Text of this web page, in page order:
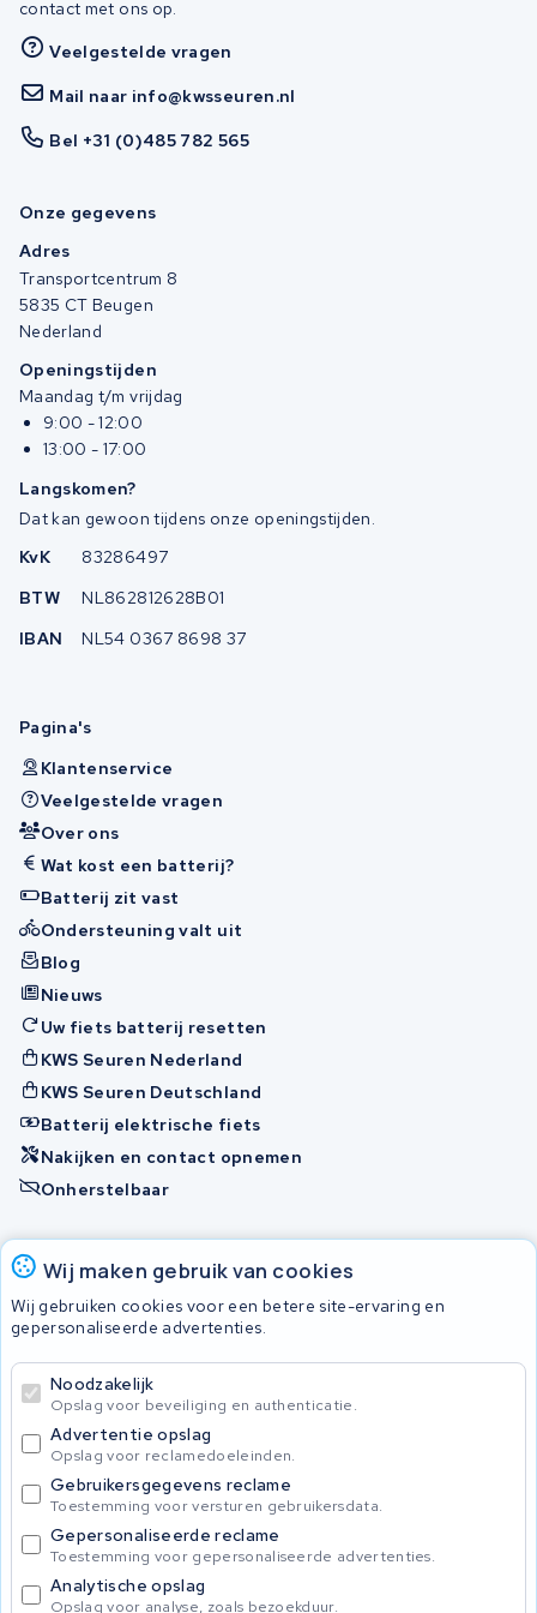
Wij maken gebruik van cookies
Wij gebruiken cookies voor een betere site-ervaring en
gepersonaliseerde advertenties.
Noodzakelijk
Opslag voor beveiliging en authenticatie.
Advertentie opslag
Opslag voor reclamedoeleinden.
Gebruikersgegevens reclame
Toestemming voor versturen gebruikersdata.
Gepersonaliseerde reclame
Toestemming voor gepersonaliseerde advertenties.
Analytische opslag
Opslag voor analyse, zoals bezoekduur.
contact met ons op.
Veelgestelde vragen
Mail naar info@kwsseuren.nl
Bel +31 (0)485 782 565
Onze gegevens
Adres
Transportcentrum 8
5835 CT Beugen
Nederland
Openingstijden
Maandag t/m vrijdag
9:00 - 12:00
13:00 - 17:00
Langskomen?
Dat kan gewoon tijdens onze openingstijden.
KvK
83286497
BTW
NL862812628B01
IBAN
NL54 0367 8698 37
Pagina's
Klantenservice
Veelgestelde vragen
Over ons
Wat kost een batterij?
Batterij zit vast
Ondersteuning valt uit
Blog
Nieuws
Uw fiets batterij resetten
KWS Seuren Nederland
KWS Seuren Deutschland
Batterij elektrische fiets
Nakijken en contact opnemen
Onherstelbaar
Accu's
Privacy Policy